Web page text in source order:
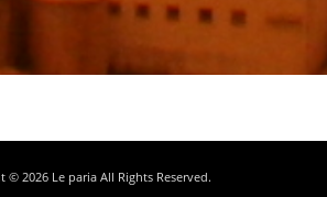
© 2026 Le paria All Rights Reserved.